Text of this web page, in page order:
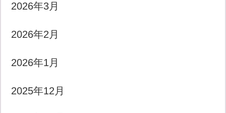
2026年3月
2026年2月
2026年1月
2025年12月